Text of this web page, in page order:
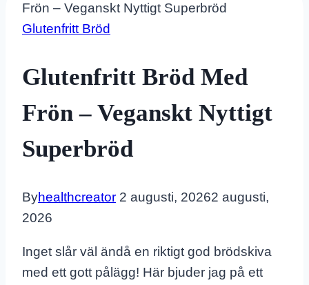
Frön – Veganskt Nyttigt Superbröd
Glutenfritt Bröd
Glutenfritt Bröd Med
Frön – Veganskt Nyttigt
Superbröd
Byhealthcreator 2 augusti, 20262 augusti,
2026
Inget slår väl ändå en riktigt god brödskiva
med ett gott pålägg! Här bjuder jag på ett